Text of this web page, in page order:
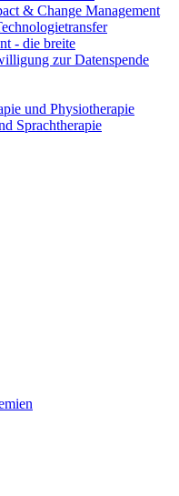
& Change Management
- die breite
zur Datenspende
und Physiotherapie
Sprachtherapie